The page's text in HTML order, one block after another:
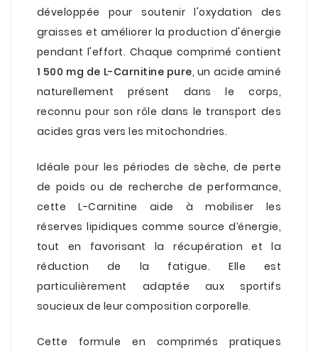
développée pour soutenir l'oxydation des
graisses et améliorer la production d'énergie
pendant l'effort. Chaque comprimé contient
1 500 mg de L-Carnitine pure, un acide aminé
naturellement présent dans le corps,
reconnu pour son rôle dans le transport des
acides gras vers les mitochondries.
Idéale pour les périodes de sèche, de perte
de poids ou de recherche de performance,
cette L-Carnitine aide à mobiliser les
réserves lipidiques comme source d’énergie,
tout en favorisant la récupération et la
réduction de la fatigue. Elle est
particulièrement adaptée aux sportifs
soucieux de leur composition corporelle.
Cette formule en comprimés pratiques